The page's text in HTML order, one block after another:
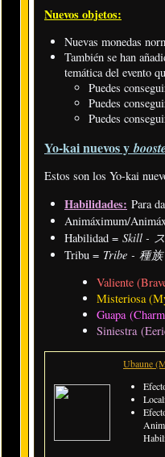
Nuevos objetos:
Nuevas monedas
También se han
temática del evento
Puedes
Puedes
Puedes
Yo-kai nuevos y
Estos son los Yo-kai
Habilidades: Para
Animáximum/
Habilidad = Skill -
Tribu = Tribe - 種族
Valiente
Misteriosa
Guapa
Siniestra
Ubaune